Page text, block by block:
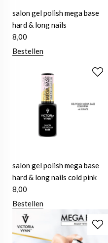
salon gel polish mega base
hard & long nails
8,00
Bestellen
salon gel polish mega base
hard & long nails cold pink
8,00
Bestellen